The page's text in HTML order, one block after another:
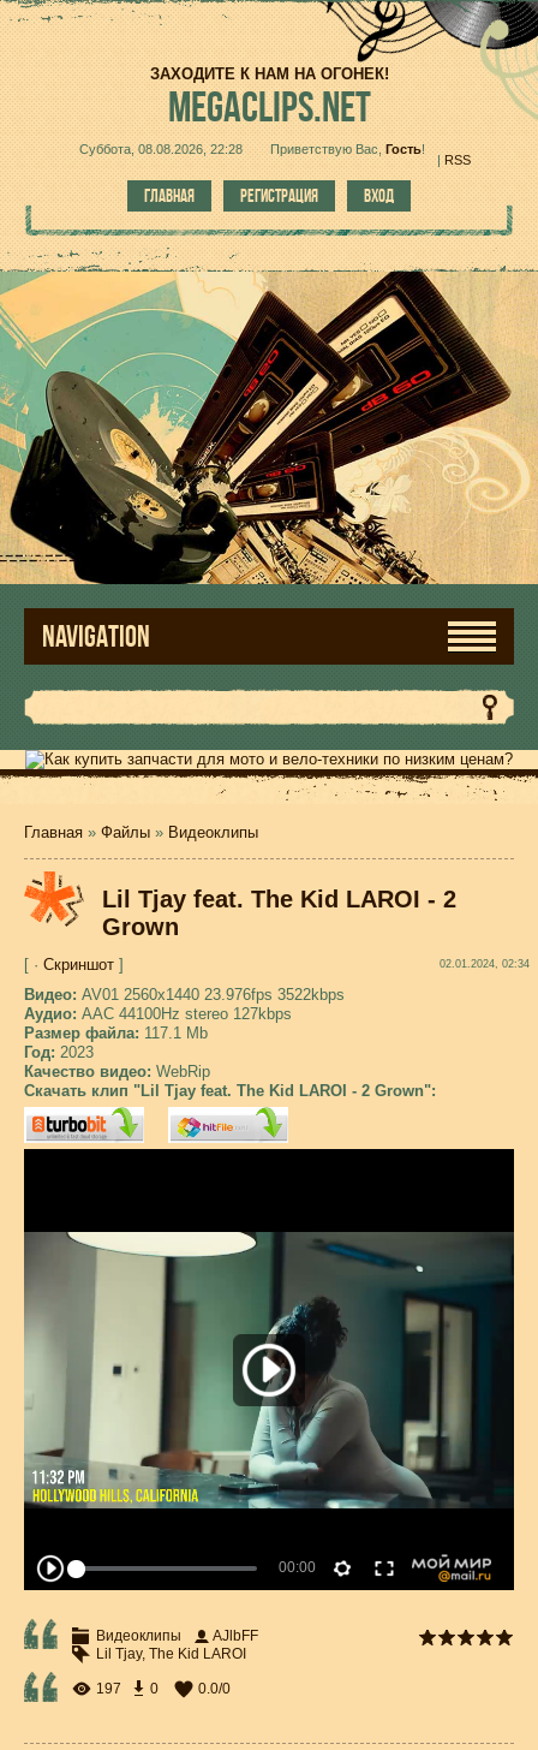
ЗАХОДИТЕ К НАМ НА ОГОНЕК!
MEGACLIPS.NET
Суббота, 08.08.2026, 22:28 Приветствую Вас Гость!
|RSS
ГЛАВНАЯ РЕГИСТРАЦИЯ ВХОД
NAVIGATION
Главная » Файлы » Видеоклипы
Lil Tjay feat. The Kid LAROI - 2
Grown
[ · Скриншот ] 02.01.2024, 02:34
Видео: AV01 2560x1440 23.976fps 3522kbps
Аудио: AAC 44100Hz stereo 127kbps
Размер файла: 117.1 Mb
Год: 2023
Качество видео: WebRip
Скачать клип "Lil Tjay feat. The Kid LAROI - 2 Grown":
Видеоклипы
AJlbFF
Lil Tjay, The Kid LAROI
197 0 0.0/0